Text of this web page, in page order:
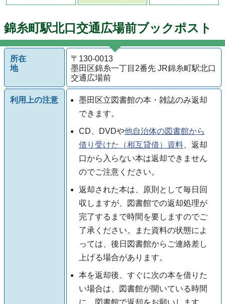
錦糸町駅北口交通広場前ブックポスト
所在
地
〒130-0013
墨田区錦糸一丁目2番先 JR錦糸町駅北口
交通広場前
利用上の注意
墨田区立図書館の本・雑誌のみ返却
できます。
CD、DVDや他自治体の図書館から
借り受けた（相互貸借）資料、返却
口から入らない本は返却できません
のでご注意ください。
返却された本は、原則として毎日回
収しますが、図書館での返却処理が
完了するまで時間を要しますのでご
了承ください。また資料の状態によ
っては、後日図書館からご連絡差し
上げる場合があります。
本を返却後、すぐに次の本を借りた
い場合は、図書館が開いている時間
に、図書館で返却をお願いします。